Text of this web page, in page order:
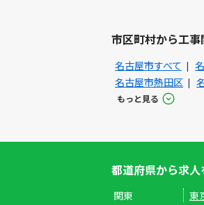
市区町村から工
名古屋市すべて
名古屋市熱田区
もっと見る
都道府県から求人
関東
東